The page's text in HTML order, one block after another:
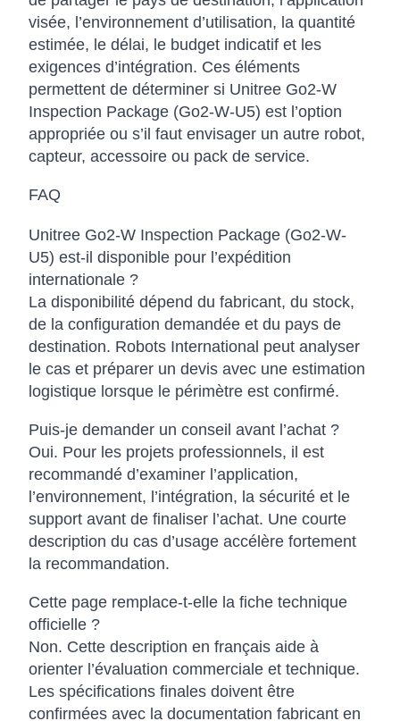
visée, l’environnement d’utilisation, la quantité
estimée, le délai, le budget indicatif et les
exigences d’intégration. Ces éléments
permettent de déterminer si Unitree Go2-W
Inspection Package (Go2-W-U5) est l’option
appropriée ou s’il faut envisager un autre robot,
capteur, accessoire ou pack de service.
FAQ
Unitree Go2-W Inspection Package (Go2-W-
U5) est-il disponible pour l’expédition
internationale ?
La disponibilité dépend du fabricant, du stock,
de la configuration demandée et du pays de
destination. Robots International peut analyser
le cas et préparer un devis avec une estimation
logistique lorsque le périmètre est confirmé.
Puis-je demander un conseil avant l’achat ?
Oui. Pour les projets professionnels, il est
recommandé d’examiner l’application,
l’environnement, l’intégration, la sécurité et le
support avant de finaliser l’achat. Une courte
description du cas d’usage accélère fortement
la recommandation.
Cette page remplace-t-elle la fiche technique
officielle ?
Non. Cette description en français aide à
orienter l’évaluation commerciale et technique.
Les spécifications finales doivent être
confirmées avec la documentation fabricant en